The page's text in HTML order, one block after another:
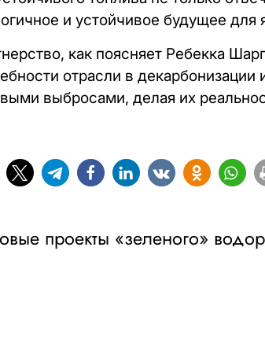
и устойчивое будущее для
как поясняет Ребекка
отрасли в
выбросами, делая их
проекты «зеленого»